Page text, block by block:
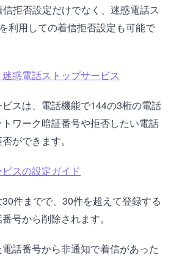
拒否設定だけでなく、迷惑電話ス
利用しての着信拒否設定も可能で
惑電話ストップサービス
スは、電話機能で144の3桁の電話
ワーク暗証番号や拒否したい電話
ができます。
スの設定ガイド
件までで、30件を超えて登録する
号から削除されます。
話番号から非通知で着信があった